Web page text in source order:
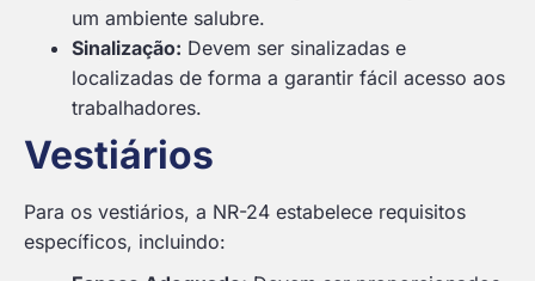
um ambiente salubre.
Sinalização: Devem ser sinalizadas e
localizadas de forma a garantir fácil acesso aos
trabalhadores.
Vestiários
Para os vestiários, a NR-24 estabelece requisitos
específicos, incluindo: